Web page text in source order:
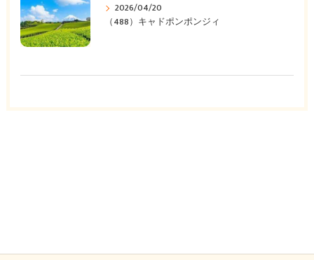
2026/04/20
（488）キャドポンポンジィ